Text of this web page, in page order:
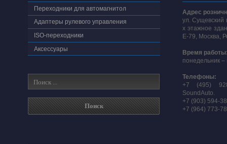
Переходники для автомагнитол
Адаптеры рулевого управления
ISO-переходники
Аксессуары
Адрес
ул. Сущевский
х этажное
E-79, Москва,
Время
понедельник –
Телефоны:
+7 (495)
SoundAuto.
+7 (903) 594-
+7 (964) 773-